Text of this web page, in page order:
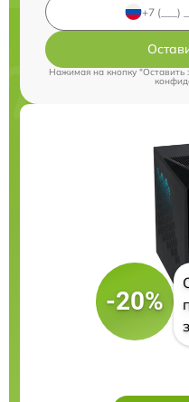
Нажимая на кнопку "Оставить
-20%